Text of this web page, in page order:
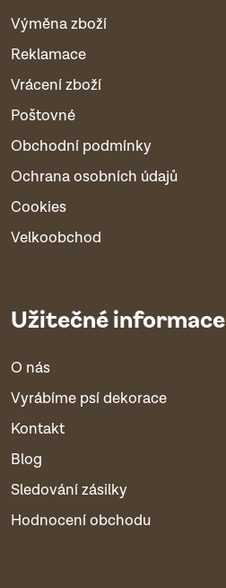
Výměna zboží
Reklamace
Vrácení zboží
Poštovné
Obchodní podmínky
Ochrana osobních údajů
Cookies
Velkoobchod
Užitečné informace
O nás
Vyrábíme psí dekorace
Kontakt
Blog
Sledování zásilky
Hodnocení obchodu